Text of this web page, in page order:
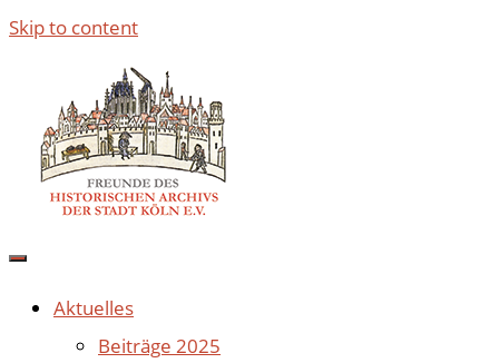
Skip to content
Aktuelles
Beiträge 2025